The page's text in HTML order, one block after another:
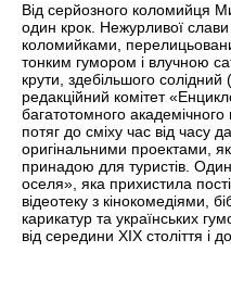
Від серйозного коломийця
один крок. Нежурливої
коломийками,
тонким гумором і влучною
крути, здебільшого
редакційний комітет
багатотомного
потяг до сміху час від часу
оригінальними проектами,
принадою для туристів.
оселя», яка прихистила
відеотеку з кінокомедіями,
карикатур та українських
від середини ХІХ століття і